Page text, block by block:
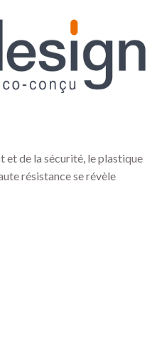
et de la sécurité, le plastique
résistance se révèle